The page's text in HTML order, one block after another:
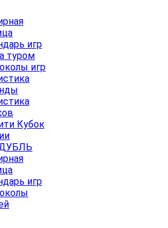
игр
туром
игр
Кубок
игр